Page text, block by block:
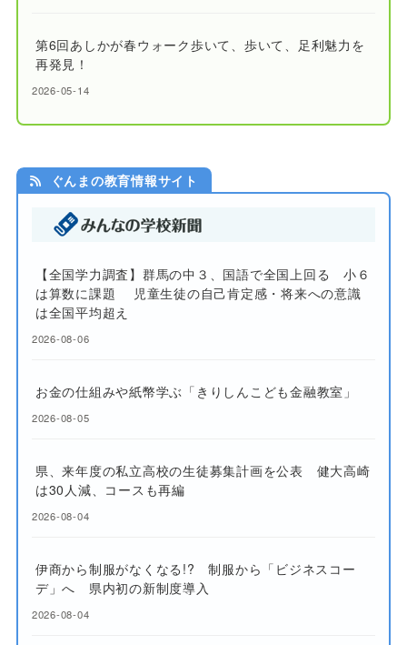
第6回あしかが春ウォーク歩いて、歩いて、足利魅力を
再発見！
2026-05-14
ぐんまの教育情報サイト
【全国学力調査】群馬の中３、国語で全国上回る 小６
は算数に課題 児童生徒の自己肯定感・将来への意識
は全国平均超え
2026-08-06
お金の仕組みや紙幣学ぶ「きりしんこども金融教室」
2026-08-05
県、来年度の私立高校の生徒募集計画を公表 健大高崎
は30人減、コースも再編
2026-08-04
伊商から制服がなくなる!? 制服から「ビジネスコー
デ」へ 県内初の新制度導入
2026-08-04